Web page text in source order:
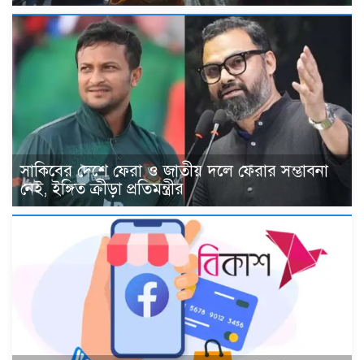
সাকিবের দেশে ফেরা ও জাতীয় দলে ফেরার সম্ভাবনা
নেই, ইঙ্গিত ক্রীড়া প্রতিমন্ত্রীর